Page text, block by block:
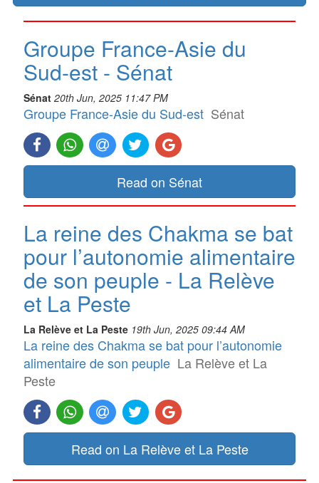
Groupe France-Asie du
Sud-est - Sénat
Sénat 20th Jun, 2025 11:47 PM
Groupe France-Asie du Sud-est Sénat
Read on Sénat
La reine des Chakma se bat
pour l’autonomie alimentaire
de son peuple - La Relève
et La Peste
La Relève et La Peste 19th Jun, 2025 09:44 AM
La reine des Chakma se bat pour l’autonomie
alimentaire de son peuple La Relève et La
Peste
Read on La Relève et La Peste